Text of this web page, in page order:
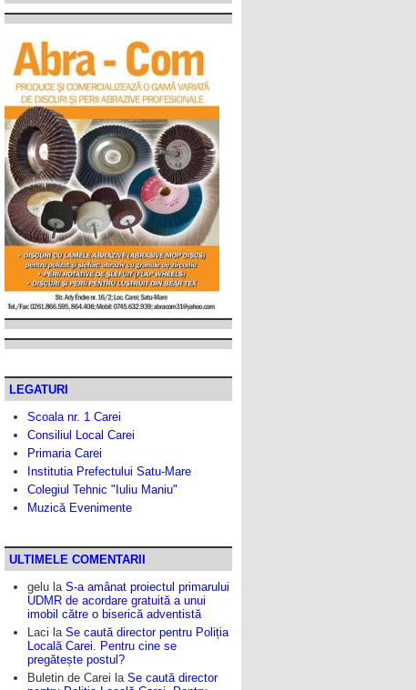
LEGATURI
Scoala nr. 1 Carei
Consiliul Local Carei
Primaria Carei
Institutia Prefectului Satu-Mare
Colegiul Tehnic "Iuliu Maniu"
Muzică Evenimente
ULTIMELE COMENTARII
gelu la S-a amânat proiectul primarului
UDMR de acordare gratuită a unui
imobil către o biserică adventistă
Laci la Se caută director pentru Poliția
Locală Carei. Pentru cine se
pregătește postul?
Buletin de Carei la Se caută director